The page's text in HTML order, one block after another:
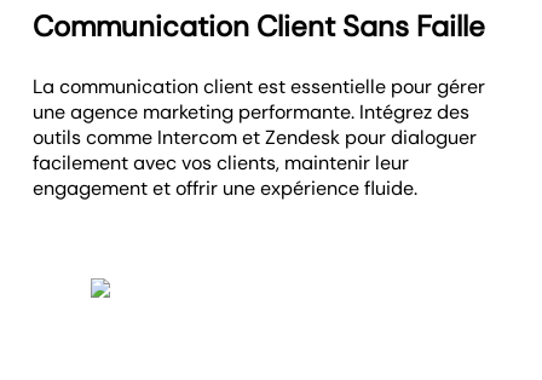
Communication Client Sans Faille
La communication client est essentielle pour gérer
une agence marketing performante. Intégrez des
outils comme Intercom et Zendesk pour dialoguer
facilement avec vos clients, maintenir leur
engagement et offrir une expérience fluide.